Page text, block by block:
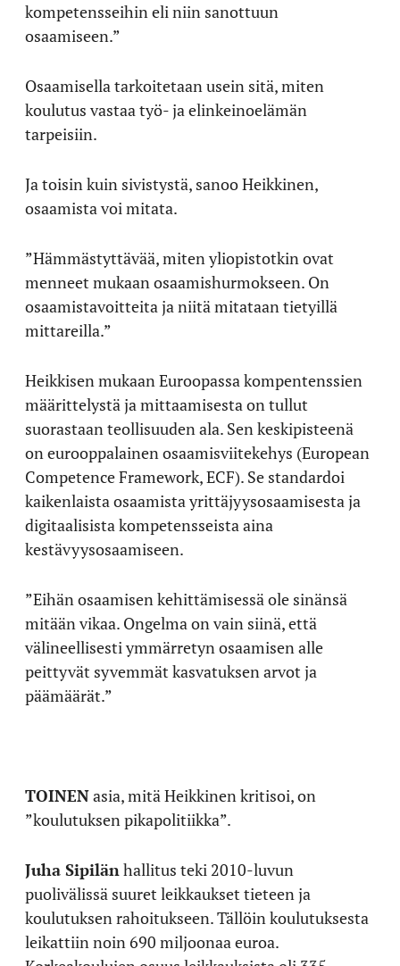
kompetensseihin eli niin sanottuun
osaamiseen.”
Osaamisella tarkoitetaan usein sitä, miten
koulutus vastaa työ- ja elinkeinoelämän
tarpeisiin.
Ja toisin kuin sivistystä, sanoo Heikkinen,
osaamista voi mitata.
”Hämmästyttävää, miten yliopistotkin ovat
menneet mukaan osaamishurmokseen. On
osaamistavoitteita ja niitä mitataan tietyillä
mittareilla.”
Heikkisen mukaan Euroopassa kompentenssien
määrittelystä ja mittaamisesta on tullut
suorastaan teollisuuden ala. Sen keskipisteenä
on eurooppalainen osaamisviitekehys (European
Competence Framework, ECF). Se standardoi
kaikenlaista osaamista yrittäjyysosaamisesta ja
digitaalisista kompetensseista aina
kestävyysosaamiseen.
”Eihän osaamisen kehittämisessä ole sinänsä
mitään vikaa. Ongelma on vain siinä, että
välineellisesti ymmärretyn osaamisen alle
peittyvät syvemmät kasvatuksen arvot ja
päämäärät.”
TOINENasia, mitä Heikkinen kritisoi, on
”koulutuksen pikapolitiikka”.
Juha Sipilänhallitus teki 2010-luvun
puolivälissä suuret leikkaukset tieteen ja
koulutuksen rahoitukseen. Tällöin koulutuksesta
leikattiin noin 690 miljoonaa euroa.